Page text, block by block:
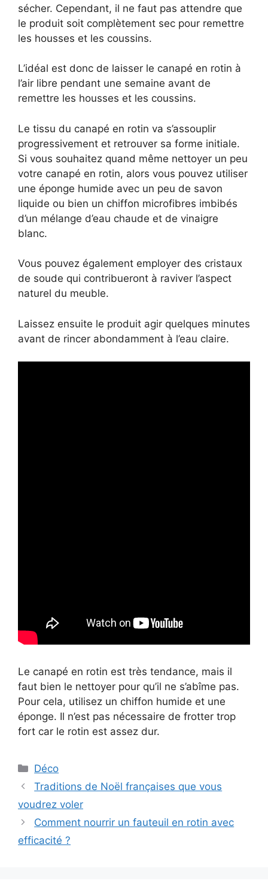
sécher. Cependant, il ne faut pas attendre que
le produit soit complètement sec pour remettre
les housses et les coussins.
L’idéal est donc de laisser le canapé en rotin à
l’air libre pendant une semaine avant de
remettre les housses et les coussins.
Le tissu du canapé en rotin va s’assouplir
progressivement et retrouver sa forme initiale.
Si vous souhaitez quand même nettoyer un peu
votre canapé en rotin, alors vous pouvez utiliser
une éponge humide avec un peu de savon
liquide ou bien un chiffon microfibres imbibés
d’un mélange d’eau chaude et de vinaigre
blanc.
Vous pouvez également employer des cristaux
de soude qui contribueront à raviver l’aspect
naturel du meuble.
Laissez ensuite le produit agir quelques minutes
avant de rincer abondamment à l’eau claire.
Le canapé en rotin est très tendance, mais il
faut bien le nettoyer pour qu’il ne s’abîme pas.
Pour cela, utilisez un chiffon humide et une
éponge. Il n’est pas nécessaire de frotter trop
fort car le rotin est assez dur.
Catégories
Déco
Traditions de Noël françaises que vous
voudrez voler
Comment nourrir un fauteuil en rotin avec
efficacité ?